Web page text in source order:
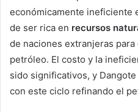
económicamente ineficiente
de ser rica en recursos
de naciones extranjeras
petróleo. El costo y la
sido significativos, y
con este ciclo refinando el